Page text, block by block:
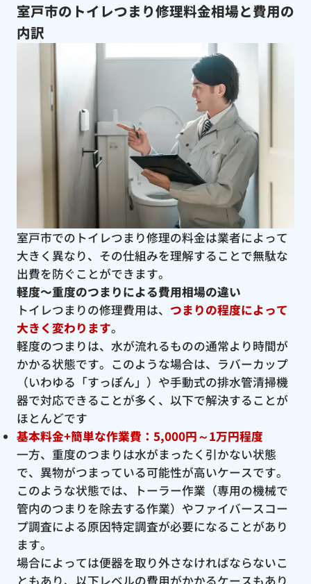
室戸市のトイレつまり修理料金相場と費用の
内訳
室戸市でのトイレつまり修理の料金は業者によって
大きく異なり、その仕組みを理解することで無駄な
出費を防ぐことができます。
軽度〜重度のつまりによる費用相場の違い
トイレつまりの修理費用は、 つまりの程度によって
大きく変わります。
軽度のつまりは、水が流れるものの通常より時間が
かかる状態です。このような場合は、ラバーカップ
（いわゆる「すっぽん」）や手動式の排水管清掃機
器で対応できることが多く、以下で解決することが
ほとんどです
基本料金+簡単な作業費：5,000円～1万円程度
一方、重度のつまりは水がまったく引かない状態
で、異物がつまっている可能性が高いケースです。
このような状態では、トーラー作業（専用の機械で
管内のつまりを除去する作業）やファイバースコー
プ調査による原因特定調査が必要になることがあり
ます。
場合によっては便器を取り外さなければならないこ
ともあり、以下レベルの費用がかかるケースもあり